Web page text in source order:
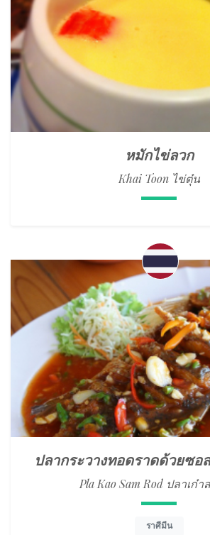
หมักไข่ลวก
Khai Toon ไข่ตุ๋น
ปลากระวางทอดราดด้วยซอ
Pla Kao Sam Rod ปลาเก๋
ราศีมีน